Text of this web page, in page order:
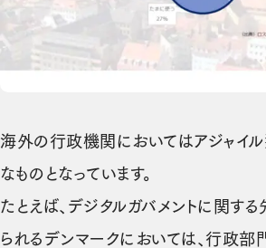
海外の行政機関においてはアジャイ
なものとなっています。
たとえば、デジタルガバメントに関す
られるデンマークにおいては、行政部